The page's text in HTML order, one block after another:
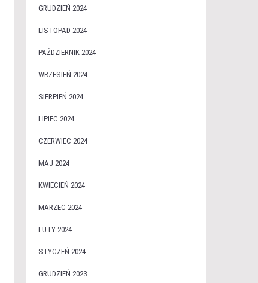
GRUDZIEŃ 2024
LISTOPAD 2024
PAŹDZIERNIK 2024
WRZESIEŃ 2024
SIERPIEŃ 2024
LIPIEC 2024
CZERWIEC 2024
MAJ 2024
KWIECIEŃ 2024
MARZEC 2024
LUTY 2024
STYCZEŃ 2024
GRUDZIEŃ 2023